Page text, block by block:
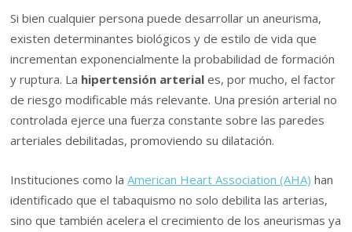
Si bien cualquier persona puede desarrollar un aneurisma,
existen determinantes biológicos y de estilo de vida que
incrementan exponencialmente la probabilidad de formación
y ruptura. La hipertensión arterial es, por mucho, el factor
de riesgo modificable más relevante. Una presión arterial no
controlada ejerce una fuerza constante sobre las paredes
arteriales debilitadas, promoviendo su dilatación.
Instituciones como laAmerican Heart Association (AHA) han
identificado que el tabaquismo no solo debilita las arterias,
sino que también acelera el crecimiento de los aneurismas ya